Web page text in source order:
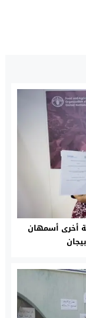
أخرى أسمهان